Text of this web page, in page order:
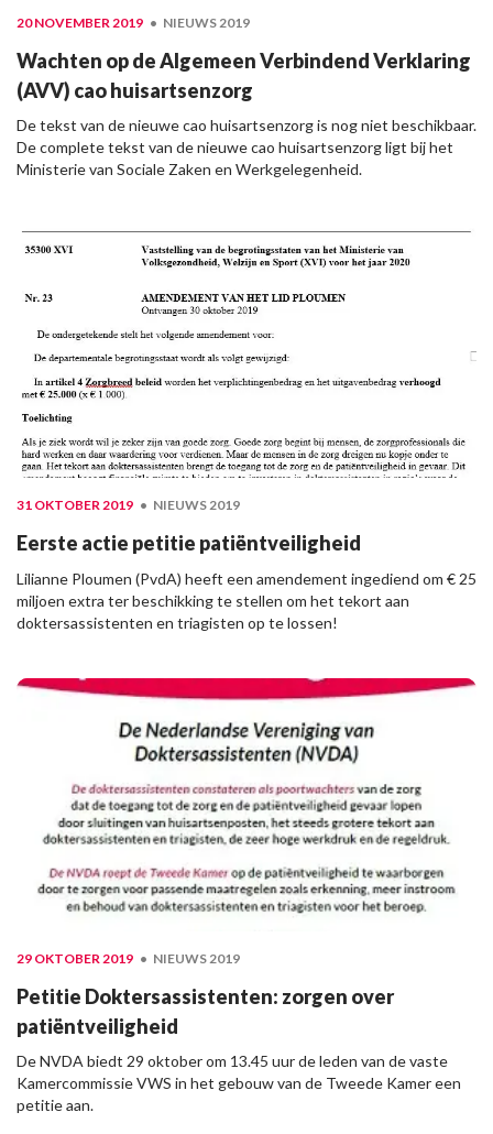
20 NOVEMBER 2019 NIEUWS 2019
Wachten op de Algemeen Verbindend Verklaring
(AVV) cao huisartsenzorg
De tekst van de nieuwe cao huisartsenzorg is nog niet beschikbaar.
De complete tekst van de nieuwe cao huisartsenzorg ligt bij het
Ministerie van Sociale Zaken en Werkgelegenheid.
31 OKTOBER 2019 NIEUWS 2019
Eerste actie petitie patiëntveiligheid
Lilianne Ploumen (PvdA) heeft een amendement ingediend om € 25
miljoen extra ter beschikking te stellen om het tekort aan
doktersassistenten en triagisten op te lossen!
29 OKTOBER 2019 NIEUWS 2019
Petitie Doktersassistenten: zorgen over
patiëntveiligheid
De NVDA biedt 29 oktober om 13.45 uur de leden van de vaste
Kamercommissie VWS in het gebouw van de Tweede Kamer een
petitie aan.